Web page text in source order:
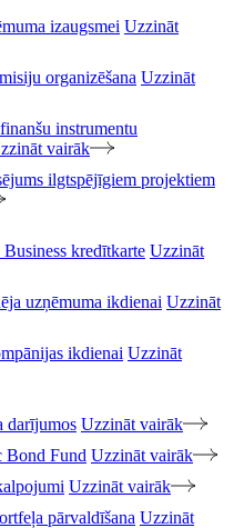
izaugsmei Uzzināt
organizēšana Uzzināt
instrumentu
vairāk
ilgtspējīgiem projektiem
kredītkarte Uzzināt
uzņēmuma ikdienai Uzzināt
ikdienai Uzzināt
darījumos Uzzināt vairāk
Bond Fund Uzzināt vairāk
Uzzināt vairāk
pārvaldīšana Uzzināt